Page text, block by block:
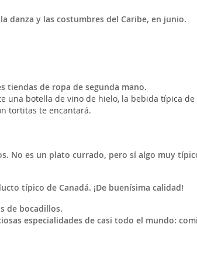
danza y las costumbres del Caribe, en junio.
tiendas de ropa de segunda mano.
una botella de vino de hielo, la bebida típica de
tortitas te encantará.
No es un plato currado, pero sí algo muy
típico de Canadá. ¡De buenísima calidad!
de bocadillos.
especialidades de casi todo el mundo: